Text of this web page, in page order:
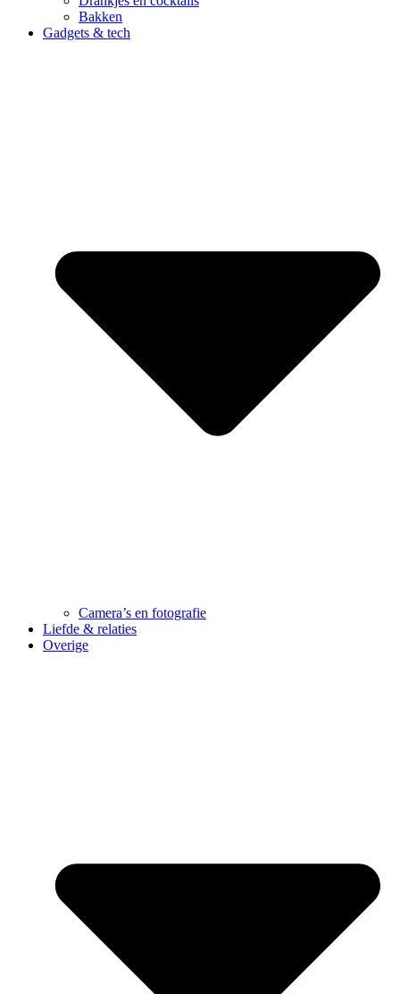
Bakken
Gadgets & tech
Camera’s en fotografie
Liefde & relaties
Overige